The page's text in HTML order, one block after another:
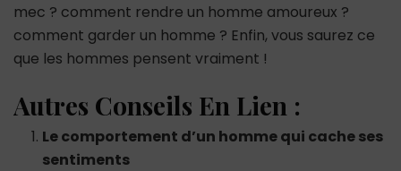
mec ? comment rendre un homme amoureux ?
comment garder un homme ? Enfin, vous saurez ce
que les hommes pensent vraiment !
Autres Conseils En Lien :
Le comportement d’un homme qui cache ses
sentiments